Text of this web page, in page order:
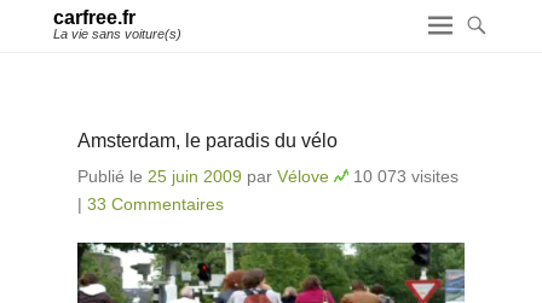
carfree.fr
La vie sans voiture(s)
Amsterdam, le paradis du vélo
Publié le 25 juin 2009 par Vélove
10 073 visites
| 33 Commentaires